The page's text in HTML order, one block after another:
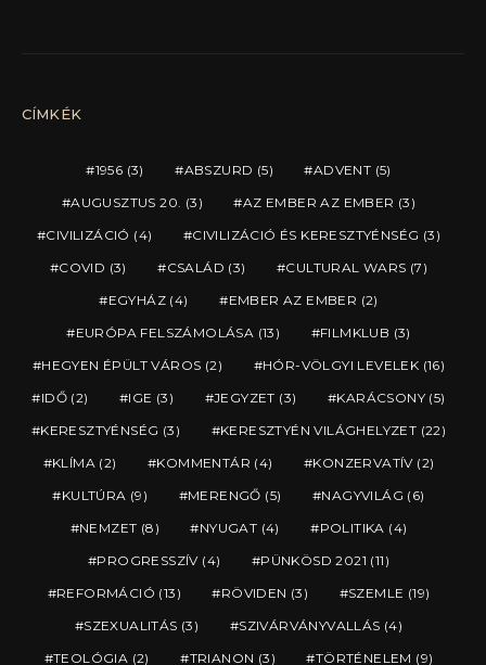
CÍMKÉK
1956 (3) ABSZURD (5) ADVENT (5)
AUGUSZTUS 20. (3) AZ EMBER AZ EMBER (3)
CIVILIZÁCIÓ (4) CIVILIZÁCIÓ ÉS KERESZTYÉNSÉG (3)
COVID (3) CSALÁD (3) CULTURAL WARS (7)
EGYHÁZ (4) EMBER AZ EMBER (2)
EURÓPA FELSZÁMOLÁSA (13) FILMKLUB (3)
HEGYEN ÉPÜLT VÁROS (2) HÓR-VÖLGYI LEVELEK (16)
IDŐ (2) IGE (3) JEGYZET (3) KARÁCSONY(5)
KERESZTYÉNSÉG (3) KERESZTYÉN VILÁGHELYZET (22)
KLÍMA(2) KOMMENTÁR (4) KONZERVATÍV(2)
KULTÚRA (9) MERENGŐ (5) NAGYVILÁG (6)
NEMZET (8) NYUGAT (4) POLITIKA (4)
PROGRESSZÍV(4) PÜNKÖSD 2021 (11)
REFORMÁCIÓ (13) RÖVIDEN (3) SZEMLE (19)
SZEXUALITÁS (3) SZIVÁRVÁNYVALLÁS (4)
TEOLÓGIA (2) TRIANON (3) TÖRTÉNELEM (9)